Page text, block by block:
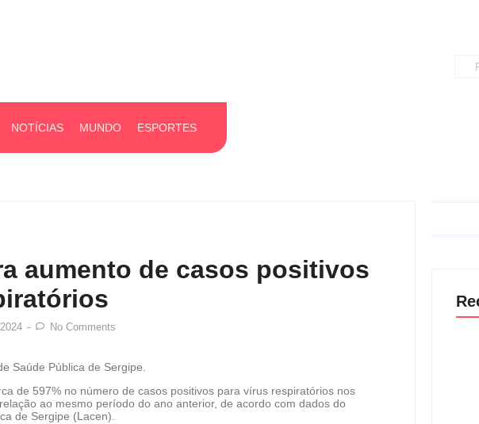
NOTÍCIAS MUNDO ESPORTES
aumento de casos positivos
No Comments
Saúde Pública de Sergipe.
de 597% no número de casos positivos para vírus respiratórios nos
ao mesmo período do ano anterior, de acordo com dados do
de Sergipe (Lacen).